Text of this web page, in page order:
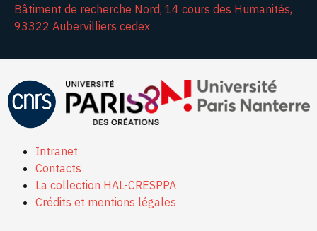
Bâtiment de recherche Nord, 14 cours des Humanités,
93322 Aubervilliers cedex
Intranet
Contacts
La collection HAL-CRESPPA
Crédits et mentions légales